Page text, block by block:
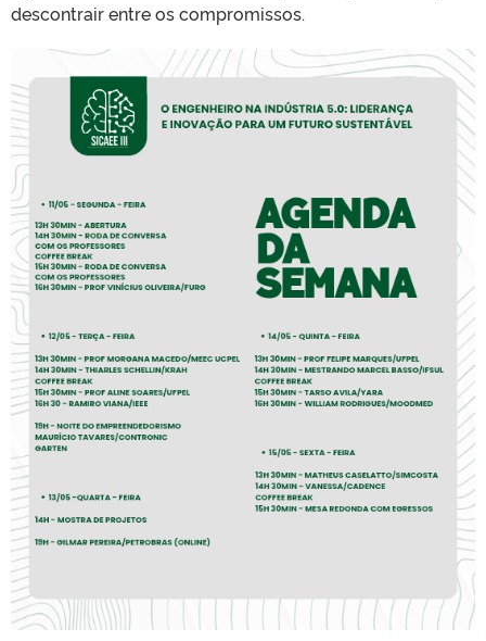
descontrair entre os compromissos.